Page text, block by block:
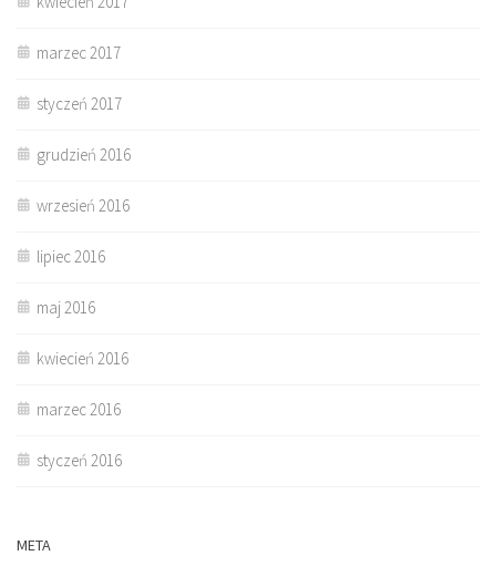
marzec 2017
styczeń 2017
grudzień 2016
wrzesień 2016
lipiec 2016
maj 2016
kwiecień 2016
marzec 2016
styczeń 2016
META